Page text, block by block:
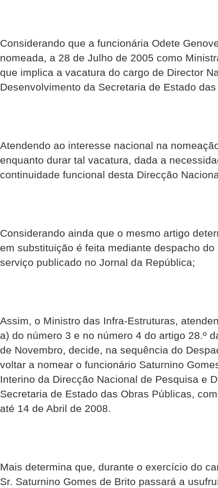
Considerando que a funcionária Odete
nomeada, a 28 de Julho de 2005 como
que implica a vacatura do cargo de Director
Desenvolvimento da Secretaria de Estado
Atendendo ao interesse nacional na
enquanto durar tal vacatura, dada a
continuidade funcional desta Direcção
Considerando ainda que o mesmo artigo
em substituição é feita mediante despacho
serviço publicado no Jornal da República;
Assim, o Ministro das Infra-Estruturas,
a) do número 3 e no número 4 do artigo 28.º
de Novembro, decide, na sequência do
voltar a nomear o funcionário Saturnino
Interino da Direcção Nacional de Pesquisa e
Secretaria de Estado das Obras Públicas,
até 14 de Abril de 2008.
Mais determina que, durante o exercício do
Sr. Saturnino Gomes de Brito passará a